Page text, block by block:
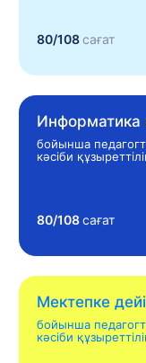
80/108сағат
Информатика
бойынша
кәсіби
80/108сағат
Мектепке
бойынша
кәсіби